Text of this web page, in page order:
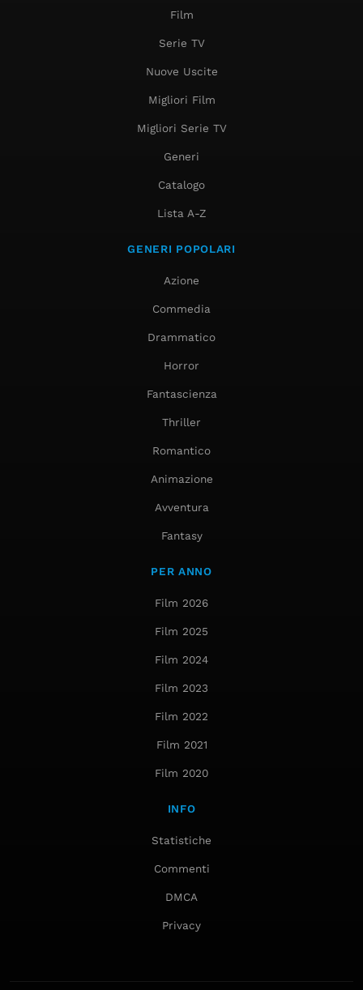
Film
Serie TV
Nuove Uscite
Migliori Film
Migliori Serie TV
Generi
Catalogo
Lista A-Z
GENERI POPOLARI
Azione
Commedia
Drammatico
Horror
Fantascienza
Thriller
Romantico
Animazione
Avventura
Fantasy
PER ANNO
Film 2026
Film 2025
Film 2024
Film 2023
Film 2022
Film 2021
Film 2020
INFO
Statistiche
Commenti
DMCA
Privacy